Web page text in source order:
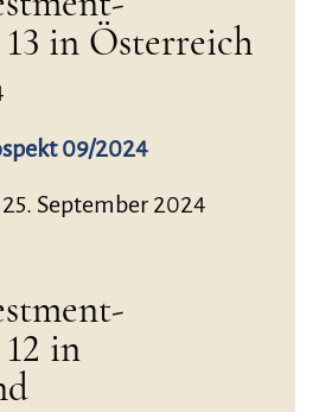
in Österreich
09/2024
September 2024
in